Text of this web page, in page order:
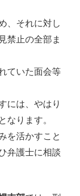
、それに対し
禁止の全部ま
ていた面会等
には、やはり
ります。
を活かすこと
弁護士に相談